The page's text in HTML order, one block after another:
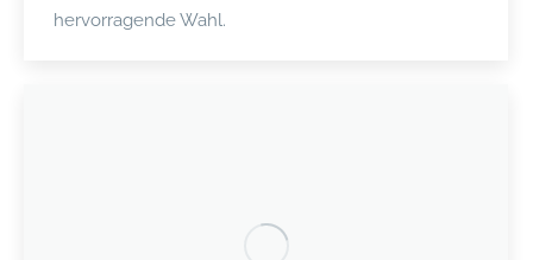
hervorragende Wahl.